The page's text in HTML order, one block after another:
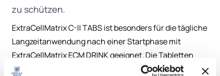
zu schützen.
ExtraCellMatrix C-II TABS ist besonders für die tägliche
Langzeitanwendung nach einer Startphase mit
ExtraCellMatrix ECM DRINKgeeignet. Die Tabletten
bieten auch eine optimale Alternative für Personen,